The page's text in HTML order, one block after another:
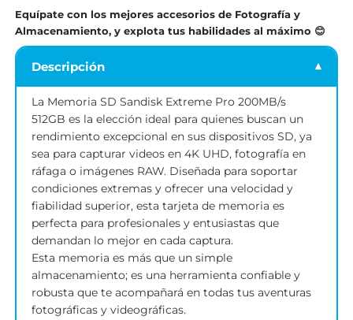
Equípate con los mejores accesorios de Fotografía y
Almacenamiento, y explota tus habilidades al máximo 😊
Descripción
La Memoria SD Sandisk Extreme Pro 200MB/s
512GB es la elección ideal para quienes buscan un
rendimiento excepcional en sus dispositivos SD, ya
sea para capturar videos en 4K UHD, fotografía en
ráfaga o imágenes RAW. Diseñada para soportar
condiciones extremas y ofrecer una velocidad y
fiabilidad superior, esta tarjeta de memoria es
perfecta para profesionales y entusiastas que
demandan lo mejor en cada captura.